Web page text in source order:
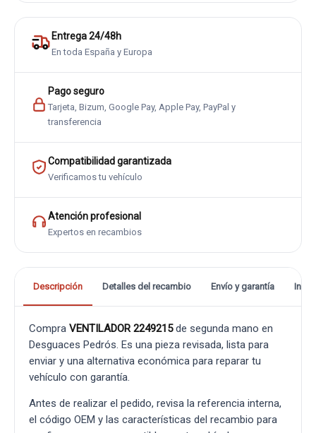
Entrega 24/48h
En toda España y Europa
Pago seguro
Tarjeta, Bizum, Google Pay, Apple Pay, PayPal y
transferencia
Compatibilidad garantizada
Verificamos tu vehículo
Atención profesional
Expertos en recambios
Descripción Detalles del recambio Envío y garantía
Compra VENTILADOR 2249215de segunda mano en
Desguaces Pedrós. Es una pieza revisada, lista para
enviar y una alternativa económica para reparar tu
vehículo con garantía.
Antes de realizar el pedido, revisa la referencia interna,
el código OEM y las características del recambio para